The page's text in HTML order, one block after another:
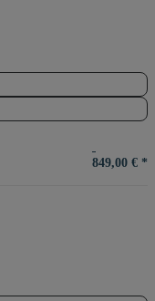
849,00 € *